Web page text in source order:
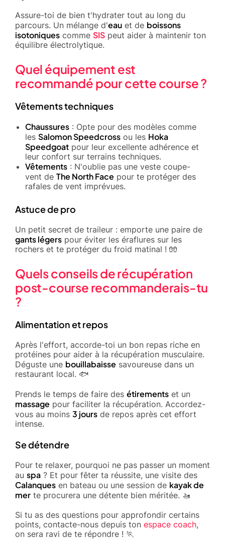
Assure-toi de bien t'hydrater tout au long du
parcours. Un mélange d'eau et de boissons
isotoniques comme SIS peut aider à maintenir ton
équilibre électrolytique.
Quel équipement est
recommandé pour cette course ?
Vêtements techniques
Chaussures : Opte pour des modèles comme
les Salomon Speedcross ou les Hoka
Speedgoat pour leur excellente adhérence et
leur confort sur terrains techniques.
Vêtements : N'oublie pas une veste coupe-
vent de The North Face pour te protéger des
rafales de vent imprévues.
Astuce de pro
Un petit secret de traileur : emporte une paire de
gants légers pour éviter les éraflures sur les
rochers et te protéger du froid matinal ! 🧤
Quels conseils de récupération
post-course recommanderais-tu
?
Alimentation et repos
Après l'effort, accorde-toi un bon repas riche en
protéines pour aider à la récupération musculaire.
Déguste une bouillabaisse savoureuse dans un
restaurant local. 🐟
Prends le temps de faire des étirements et un
massage pour faciliter la récupération. Accordez-
vous au moins 3 jours de repos après cet effort
intense.
Se détendre
Pour te relaxer, pourquoi ne pas passer un moment
au spa ? Et pour fêter ta réussite, une visite des
Calanques en bateau ou une session de kayak de
mer te procurera une détente bien méritée. 🚤
Si tu as des questions pour approfondir certains
points, contacte-nous depuis ton espace coach,
on sera ravi de te répondre ! 🏃